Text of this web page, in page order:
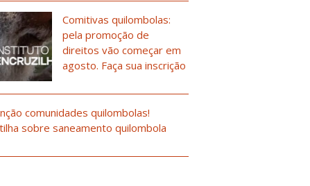
Comitivas quilombolas:
pela promoção de
direitos vão começar em
agosto. Faça sua inscrição
comunidades quilombolas!
sobre saneamento quilombola